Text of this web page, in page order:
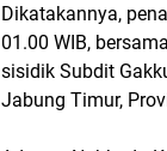
Dikatakannya,
01.00 WIB,
sisidik Subdit
Jabung Timur,